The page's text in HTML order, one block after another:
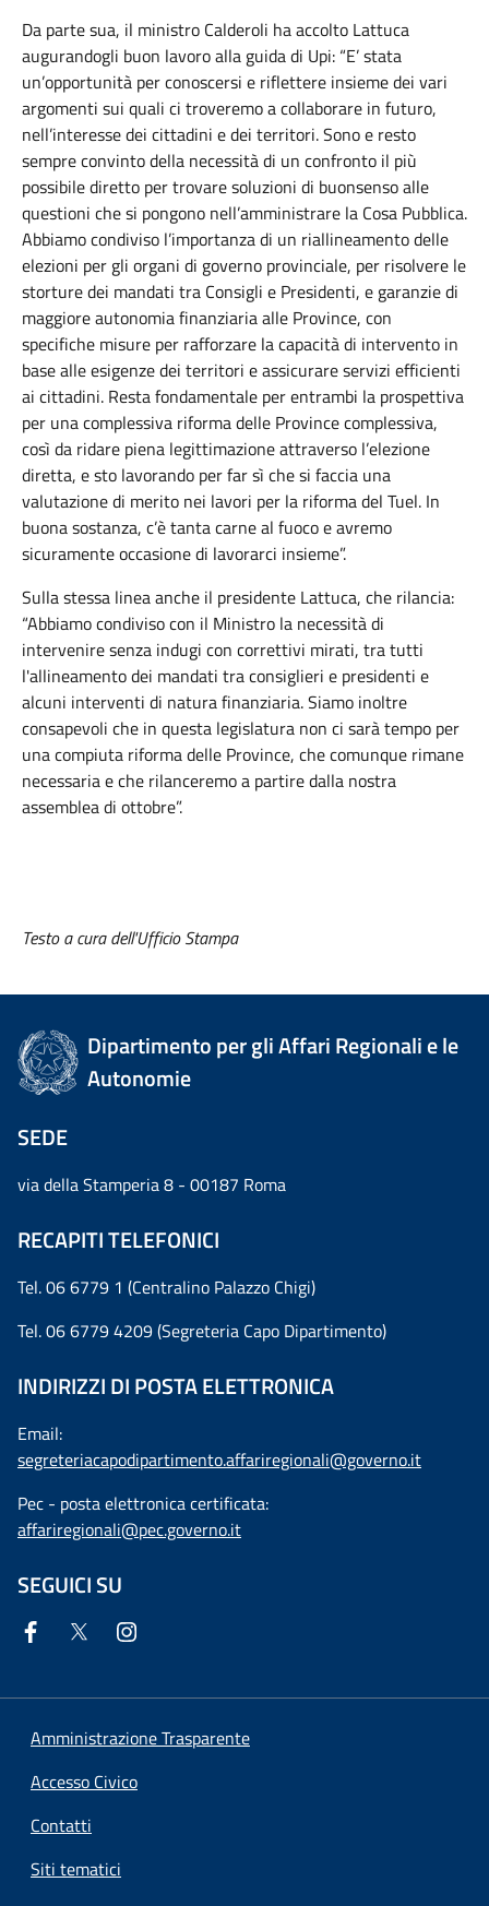
Da parte sua, il ministro Calderoli ha accolto Lattuca
augurandogli buon lavoro alla guida di Upi: “E’ stata
un’opportunità per conoscersi e riflettere insieme dei vari
argomenti sui quali ci troveremo a collaborare in futuro,
nell’interesse dei cittadini e dei territori. Sono e resto
sempre convinto della necessità di un confronto il più
possibile diretto per trovare soluzioni di buonsenso alle
questioni che si pongono nell’amministrare la Cosa Pubblica.
Abbiamo condiviso l’importanza di un riallineamento delle
elezioni per gli organi di governo provinciale, per risolvere le
storture dei mandati tra Consigli e Presidenti, e garanzie di
maggiore autonomia finanziaria alle Province, con
specifiche misure per rafforzare la capacità di intervento in
base alle esigenze dei territori e assicurare servizi efficienti
ai cittadini. Resta fondamentale per entrambi la prospettiva
per una complessiva riforma delle Province complessiva,
così da ridare piena legittimazione attraverso l’elezione
diretta, e sto lavorando per far sì che si faccia una
valutazione di merito nei lavori per la riforma del Tuel. In
buona sostanza, c’è tanta carne al fuoco e avremo
sicuramente occasione di lavorarci insieme”.
Sulla stessa linea anche il presidente Lattuca, che rilancia:
“Abbiamo condiviso con il Ministro la necessità di
intervenire senza indugi con correttivi mirati, tra tutti
l'allineamento dei mandati tra consiglieri e presidenti e
alcuni interventi di natura finanziaria. Siamo inoltre
consapevoli che in questa legislatura non ci sarà tempo per
una compiuta riforma delle Province, che comunque rimane
necessaria e che rilanceremo a partire dalla nostra
assemblea di ottobre”.
Testo a cura dell'Ufficio Stampa
Dipartimento per gli Affari Regionali e le
Autonomie
SEDE
via della Stamperia 8 - 00187 Roma
RECAPITI TELEFONICI
Tel. 06 6779 1 (Centralino Palazzo Chigi)
Tel. 06 6779 4209 (Segreteria Capo Dipartimento)
INDIRIZZI DI POSTA ELETTRONICA
Email:
segreteriacapodipartimento.affariregionali@governo.it
Pec - posta elettronica certificata:
affariregionali@pec.governo.it
SEGUICI SU
Amministrazione Trasparente
Accesso Civico
Contatti
Siti tematici